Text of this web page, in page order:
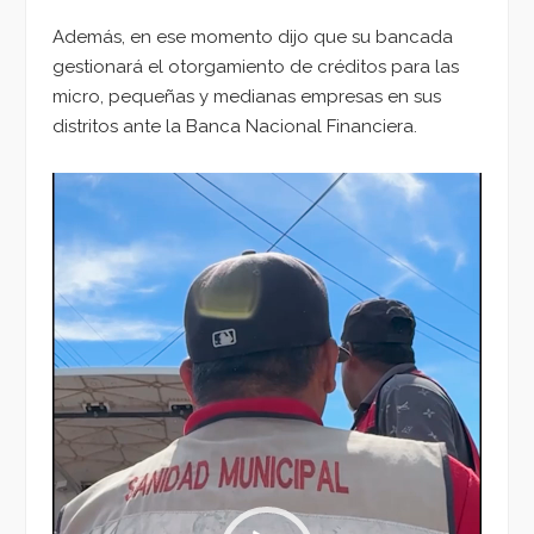
Además, en ese momento dijo que su bancada
gestionará el otorgamiento de créditos para las
micro, pequeñas y medianas empresas en sus
distritos ante la Banca Nacional Financiera.
Reproductor
vídeo